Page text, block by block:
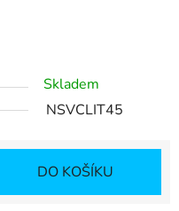
Skladem
NSVCLIT45
DO KOŠÍKU